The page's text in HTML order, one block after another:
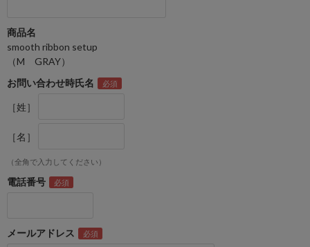
商品名
smooth ribbon setup
（M GRAY）
お問い合わせ時氏名
［姓］
［名］
（全角で入力してください）
電話番号
メールアドレス